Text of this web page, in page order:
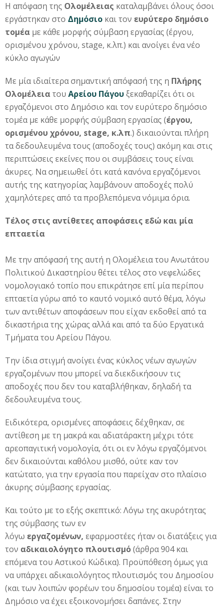
Η απόφαση της Ολομέλειας καταλαμβάνει όλους όσοι
εργάστηκαν στο Δημόσιο και τον ευρύτερο δημόσιο
τομέα με κάθε μορφής σύμβαση εργασίας (έργου,
ορισμένου χρόνου, stage, κ.λπ.) και ανοίγει ένα νέο
κύκλο αγωγών
Με μία ιδιαίτερα σημαντική απόφασή της η Πλήρης
Ολομέλειατου Αρείου Πάγουξεκαθαρίζει ότι οι
εργαζόμενοι στο Δημόσιο και τον ευρύτερο δημόσιο
τομέα με κάθε μορφής σύμβαση εργασίας (έργου,
ορισμένου χρόνου, stage, κ.λπ.) δικαιούνται πλήρη
τα δεδουλευμένα τους (αποδοχές τους) ακόμη και στις
περιπτώσεις εκείνες που οι συμβάσεις τους είναι
άκυρες. Να σημειωθεί ότι κατά κανόνα εργαζόμενοι
αυτής της κατηγορίας λαμβάνουν αποδοχές πολύ
χαμηλότερες από τα προβλεπόμενα νόμιμα όρια.
Τέλος στις αντίθετες αποφάσεις εδώ και μία
επταετία
Με την απόφασή της αυτή η Ολομέλεια του Ανωτάτου
Πολιτικού Δικαστηρίου θέτει τέλος στο νεφελώδες
νομολογιακό τοπίο που επικράτησε επί μία περίπου
επταετία γύρω από το καυτό νομικό αυτό θέμα, λόγω
των αντιθέτων αποφάσεων που είχαν εκδοθεί από τα
δικαστήρια της χώρας αλλά και από τα δύο Εργατικά
Τμήματα του Αρείου Πάγου.
Την ίδια στιγμή ανοίγει ένας κύκλος νέων αγωγών
εργαζομένων που μπορεί να διεκδικήσουν τις
αποδοχές που δεν του καταβλήθηκαν, δηλαδή τα
δεδουλευμένα τους.
Ειδικότερα, ορισμένες αποφάσεις δέχθηκαν, σε
αντίθεση με τη μακρά και αδιατάρακτη μέχρι τότε
αρεοπαγιτική νομολογία, ότι οι εν λόγω εργαζόμενοι
δεν δικαιούνται καθόλου μισθό, ούτε καν τον
κατώτατο, για την εργασία που παρείχαν στο πλαίσιο
άκυρης σύμβασης εργασίας.
Και τούτο με το εξής σκεπτικό: Λόγω της ακυρότητας
της σύμβασης των εν
λόγω εργαζομένων, εφαρμοστέες ήταν οι διατάξεις για
τον αδικαιολόγητο πλουτισμό(άρθρα 904 και
επόμενα του Αστικού Κώδικα). Προϋπόθεση όμως για
να υπάρχει αδικαιολόγητος πλουτισμός του Δημοσίου
(και των λοιπών φορέων του δημοσίου τομέα) είναι το
Δημόσιο να έχει εξοικονομήσει δαπάνες. Στην